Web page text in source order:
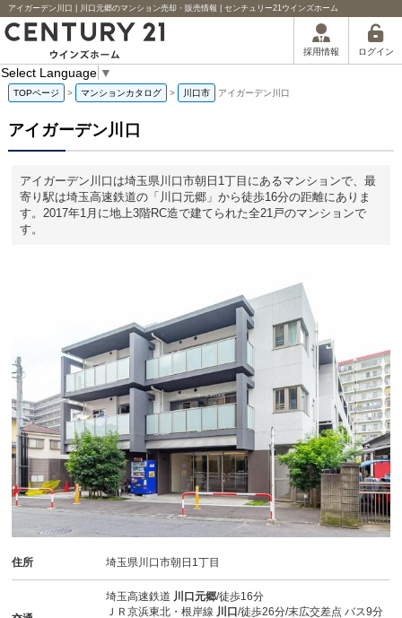
アイガーデン川口 | 川口元郷のマンション売却・販売情報 | センチュリー21ウインズホーム
採用情報 ログイン
Select Language ▼
TOPページ > マンションカタログ > 川口市 アイガーデン川口
アイガーデン川口
アイガーデン川口は埼玉県川口市朝日1丁目にあるマンションで、最
寄り駅は埼玉高速鉄道の「川口元郷」から徒歩16分の距離にありま
す。2017年1月に地上3階RC造で建てられた全21戸のマンションで
す。
住所 埼玉県川口市朝日1丁目
埼玉高速鉄道 川口元郷/徒歩16分
ＪＲ京浜東北・根岸線 川口/徒歩26分/末広交差点 バス9分